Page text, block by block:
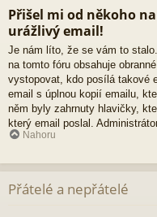
Přišel mi od někoho
urážlivý email!
Je nám líto, že se vám to
na tomto fóru obsahuje
vystopovat, kdo posílá takové
email s úplnou kopií emailu,
něm byly zahrnuty hlavičky,
který email poslal.
Nahoru
Přátelé a nepřátelé